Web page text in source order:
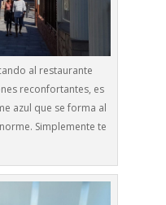
al restaurante
reconfortantes, es
azul que se forma al
Simplemente te